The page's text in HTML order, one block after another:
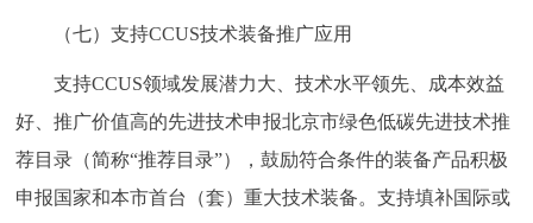
（七）支持CCUS技术装备推广应用
支持CCUS领域发展潜力大、技术水平领先、成本效益
好、推广价值高的先进技术申报北京市绿色低碳先进技术推
荐目录（简称“推荐目录”），鼓励符合条件的装备产品积极
申报国家和本市首台（套）重大技术装备。支持填补国际或